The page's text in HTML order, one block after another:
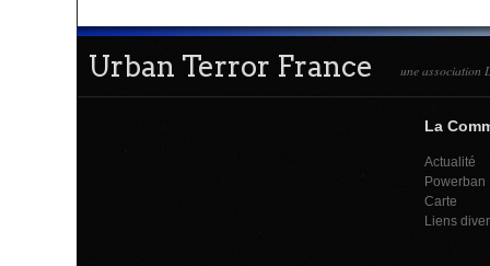
Urban Terror France une association
La
Actualité
Powerban
Carte
Liens